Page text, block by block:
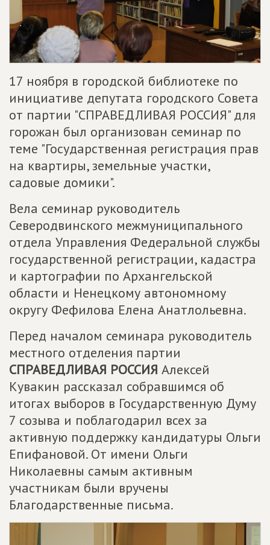
17 ноября в городской библиотеке по
инициативе депутата городского Совета
от партии "СПРАВЕДЛИВАЯ РОССИЯ" для
горожан был организован семинар по
теме "Государственная регистрация прав
на квартиры, земельные участки,
садовые домики".
Вела семинар руководитель
Северодвинского межмуниципального
отдела Управления Федеральной службы
государственной регистрации, кадастра
и картографии по Архангельской
области и Ненецкому автономному
округу Фефилова Елена Анатлольевна.
Перед началом семинара руководитель
местного отделения партии
СПРАВЕДЛИВАЯ РОССИЯ Алексей
Кувакин рассказал собравшимся об
итогах выборов в Государственную Думу
7 созыва и поблагодарил всех за
активную поддержку кандидатуры Ольги
Епифановой. От имени Ольги
Николаевны самым активным
участникам были вручены
Благодарственные письма.